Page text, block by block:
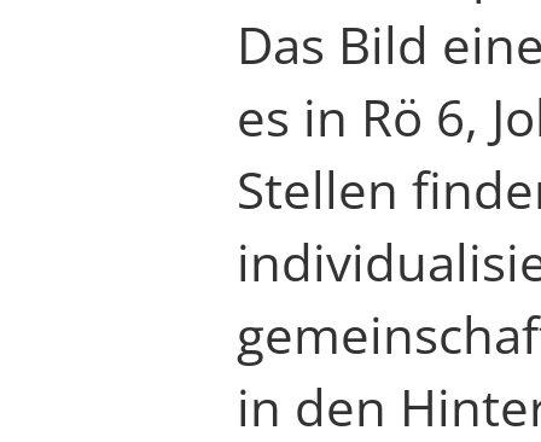
Das Bild
es in Rö 6,
Stellen
in den